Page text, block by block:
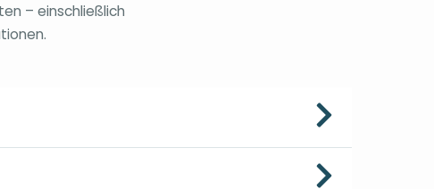
– einschließlich